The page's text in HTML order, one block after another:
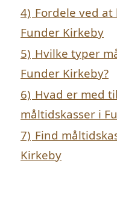
4) Fordele ved
Funder Kirkeby
5) Hvilke typer
Funder Kirkeby?
6) Hvad er med
måltidskasser i
7) Find
Kirkeby